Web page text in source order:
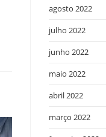
agosto 2022
julho 2022
junho 2022
maio 2022
abril 2022
março 2022